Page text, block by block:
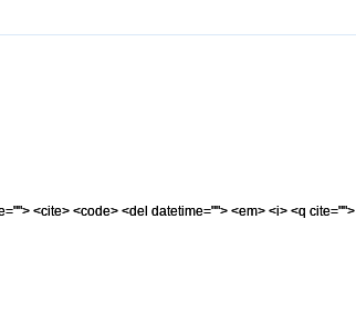
<cite> <code> <del datetime=""> <em> <i> <q cite="">